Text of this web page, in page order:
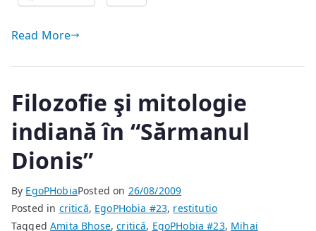
Read More
Filozofie şi mitologie
indiană în “Sărmanul
Dionis”
By EgoPHobiaPosted on 26/08/2009
Posted in critică, EgoPHobia #23, restitutio
TaggedAmita Bhose,critică, EgoPHobia #23, Mihai